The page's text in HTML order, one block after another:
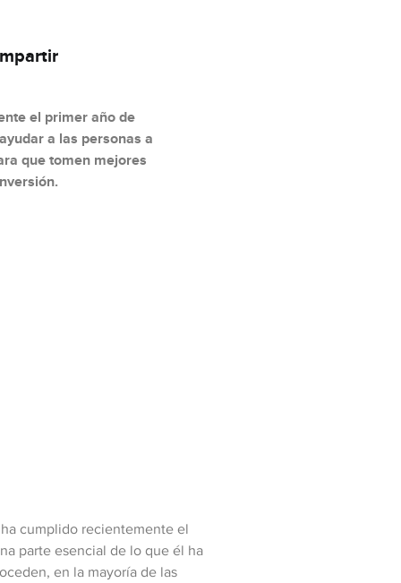
el primer año de
a las personas a
que tomen mejores
cumplido recientemente el
parte esencial de lo que él ha
en la mayoría de las